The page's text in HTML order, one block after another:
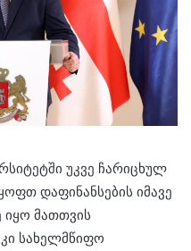
უკვე ჩარიცხულ
დაფინანსების იმავე
იყო მათთვის
სახელმწიფო